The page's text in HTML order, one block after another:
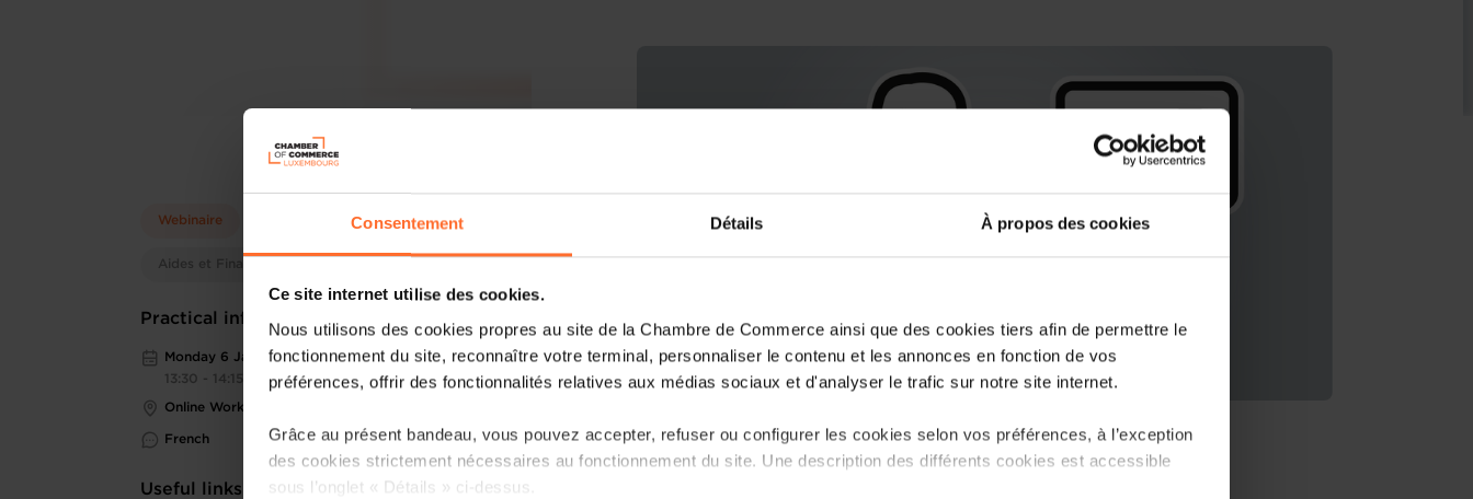
Consentement Détails À propos des cookies
Ce site internet utilise des cookies.
Nous utilisons des cookies propres au site de la Chambre de Commerce ainsi que des cookies tiers afin de permettre le
fonctionnement du site, reconnaître votre terminal, personnaliser le contenu et les annonces en fonction de vos
préférences, offrir des fonctionnalités relatives aux médias sociaux et d'analyser le trafic sur notre site internet.
Grâce au présent bandeau, vous pouvez accepter, refuser ou configurer les cookies selon vos préférences, à l’exception
des cookies strictement nécessaires au fonctionnement du site. Une description des différents cookies est accessible
sous l’onglet « Détails » ci-dessus.
Webinaire
Aides et Financements
Practical information
Monday 6 Jan 2025
13:30 - 14:15
Online Workshop
French
Useful links
Découvrez les aides étatiques pour vos projets d’entreprise !